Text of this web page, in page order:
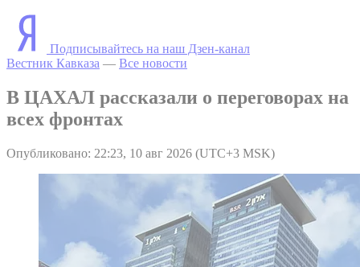
Подписывайтесь на наш Дзен-канал
Вестник Кавказа — Все новости
В ЦАХАЛ рассказали о переговорах на
всех фронтах
Опубликовано: 22:23, 10 авг 2026 (UTC+3 MSK)